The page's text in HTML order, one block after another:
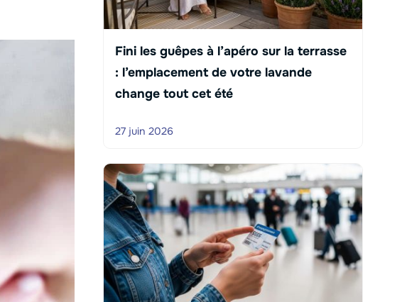
Fini les guêpes à l’apéro sur la terrasse
: l’emplacement de votre lavande
change tout cet été
27 juin 2026